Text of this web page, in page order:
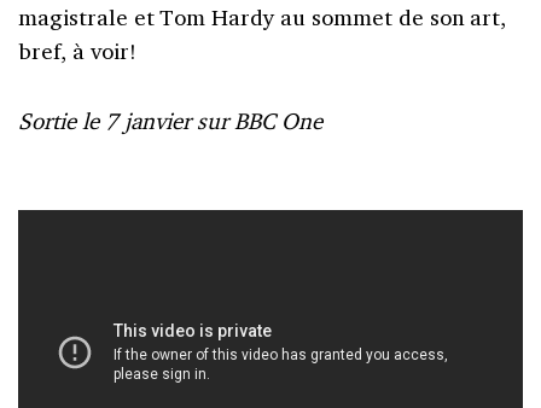
magistrale et Tom Hardy au sommet de son art,
bref, à voir!
Sortie le 7 janvier sur BBC One